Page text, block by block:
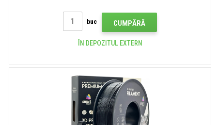
buc CUMPĂRĂ
ÎN DEPOZITUL EXTERN